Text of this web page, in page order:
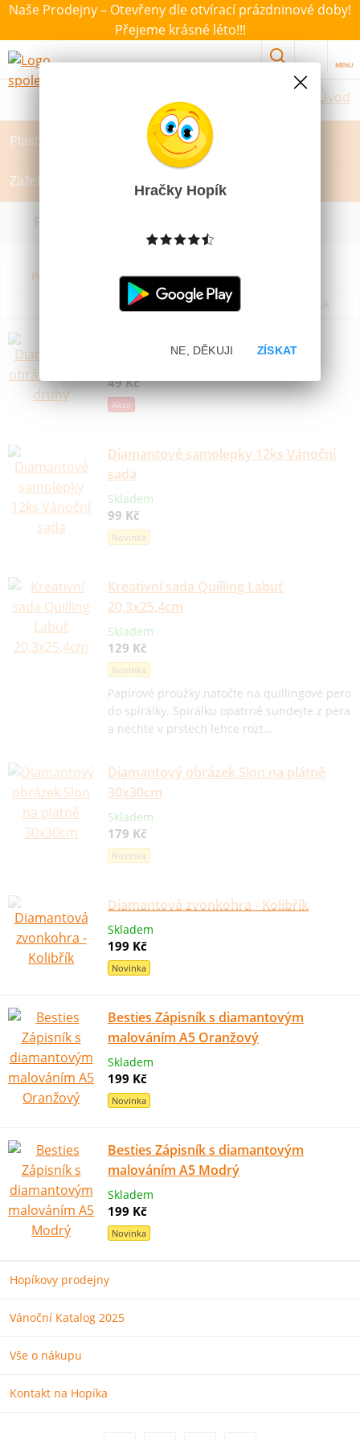
Naše Prodejny – Otevřeny dle otvírací prázdninové doby!
Přejeme krásné léto!!!
MENU
Úvod
Plastelína, modelína, Sliz
Zažehlovací korálky a podložky
Filtrovat dle dostupnosti, ceny, výrobce
Podle názvu od A do Z
Od nejdražšího
Od nejlevnějšího
Podle názvu od Z do A
Diamantové obrázky různé druhy
49 Kč
Akce
Diamantové samolepky 12ks Vánoční
sada
Skladem
99 Kč
Novinka
Kreativní sada Quilling Labuť
20,3x25,4cm
Skladem
129 Kč
Novinka
Papírové proužky natočte na quillingové pero
do spirálky. Spirálku opatrně sundejte z pera
a nechte v prstech lehce rozt…
Diamantový obrázek Slon na plátně
30x30cm
Skladem
179 Kč
Novinka
Diamantová zvonkohra - Kolibřík
Skladem
199 Kč
Novinka
Besties Zápisník s diamantovým
malováním A5 Oranžový
Skladem
199 Kč
Novinka
Besties Zápisník s diamantovým
malováním A5 Modrý
Skladem
199 Kč
Novinka
Hopíkovy prodejny
Vánoční Katalog 2025
Vše o nákupu
Kontakt na Hopíka
Hračky Hopík
ZÍSKAT
NE, DĚKUJI